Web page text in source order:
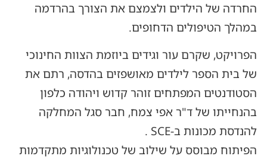
החרדה של הילדים ולצמצם את הצורך בהרדמה
במהלך הטיפולים הדחופים.
הפרויקט, שקרם עור וגידים ביוזמת הצוות החינוכי
של בית הספר לילדים מאושפזים בהדסה, רתם את
הסטודנטים המפתחים זוהר קדוש ויהודה כלפון
בהנחייתו של ד"ר אפי צמח, חבר סגל המחלקה
להנדסת מכונות ב-SCE .
הפיתוח מבוסס על שילוב של טכנולוגיות מתקדמות